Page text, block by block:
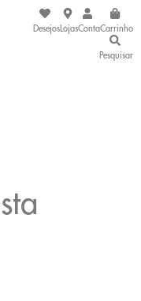
DesejosLojasContaCarrinho
Pesquisar